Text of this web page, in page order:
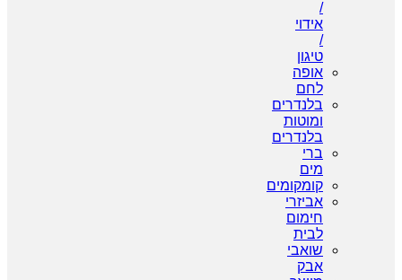
/
אידוי
/
טיגון
אופה
לחם
בלנדרים
ומוטות
בלנדרים
ברי
מים
קומקומים
אביזרי
חימום
לבית
שואבי
אבק